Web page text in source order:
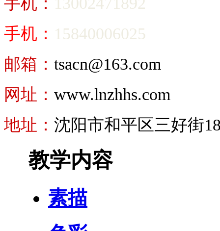
手机： 15840006025
邮箱： tsacn@163.com
网址： www.lnzhhs.com
地址： 沈阳市和平区三好街
教学内容
素描